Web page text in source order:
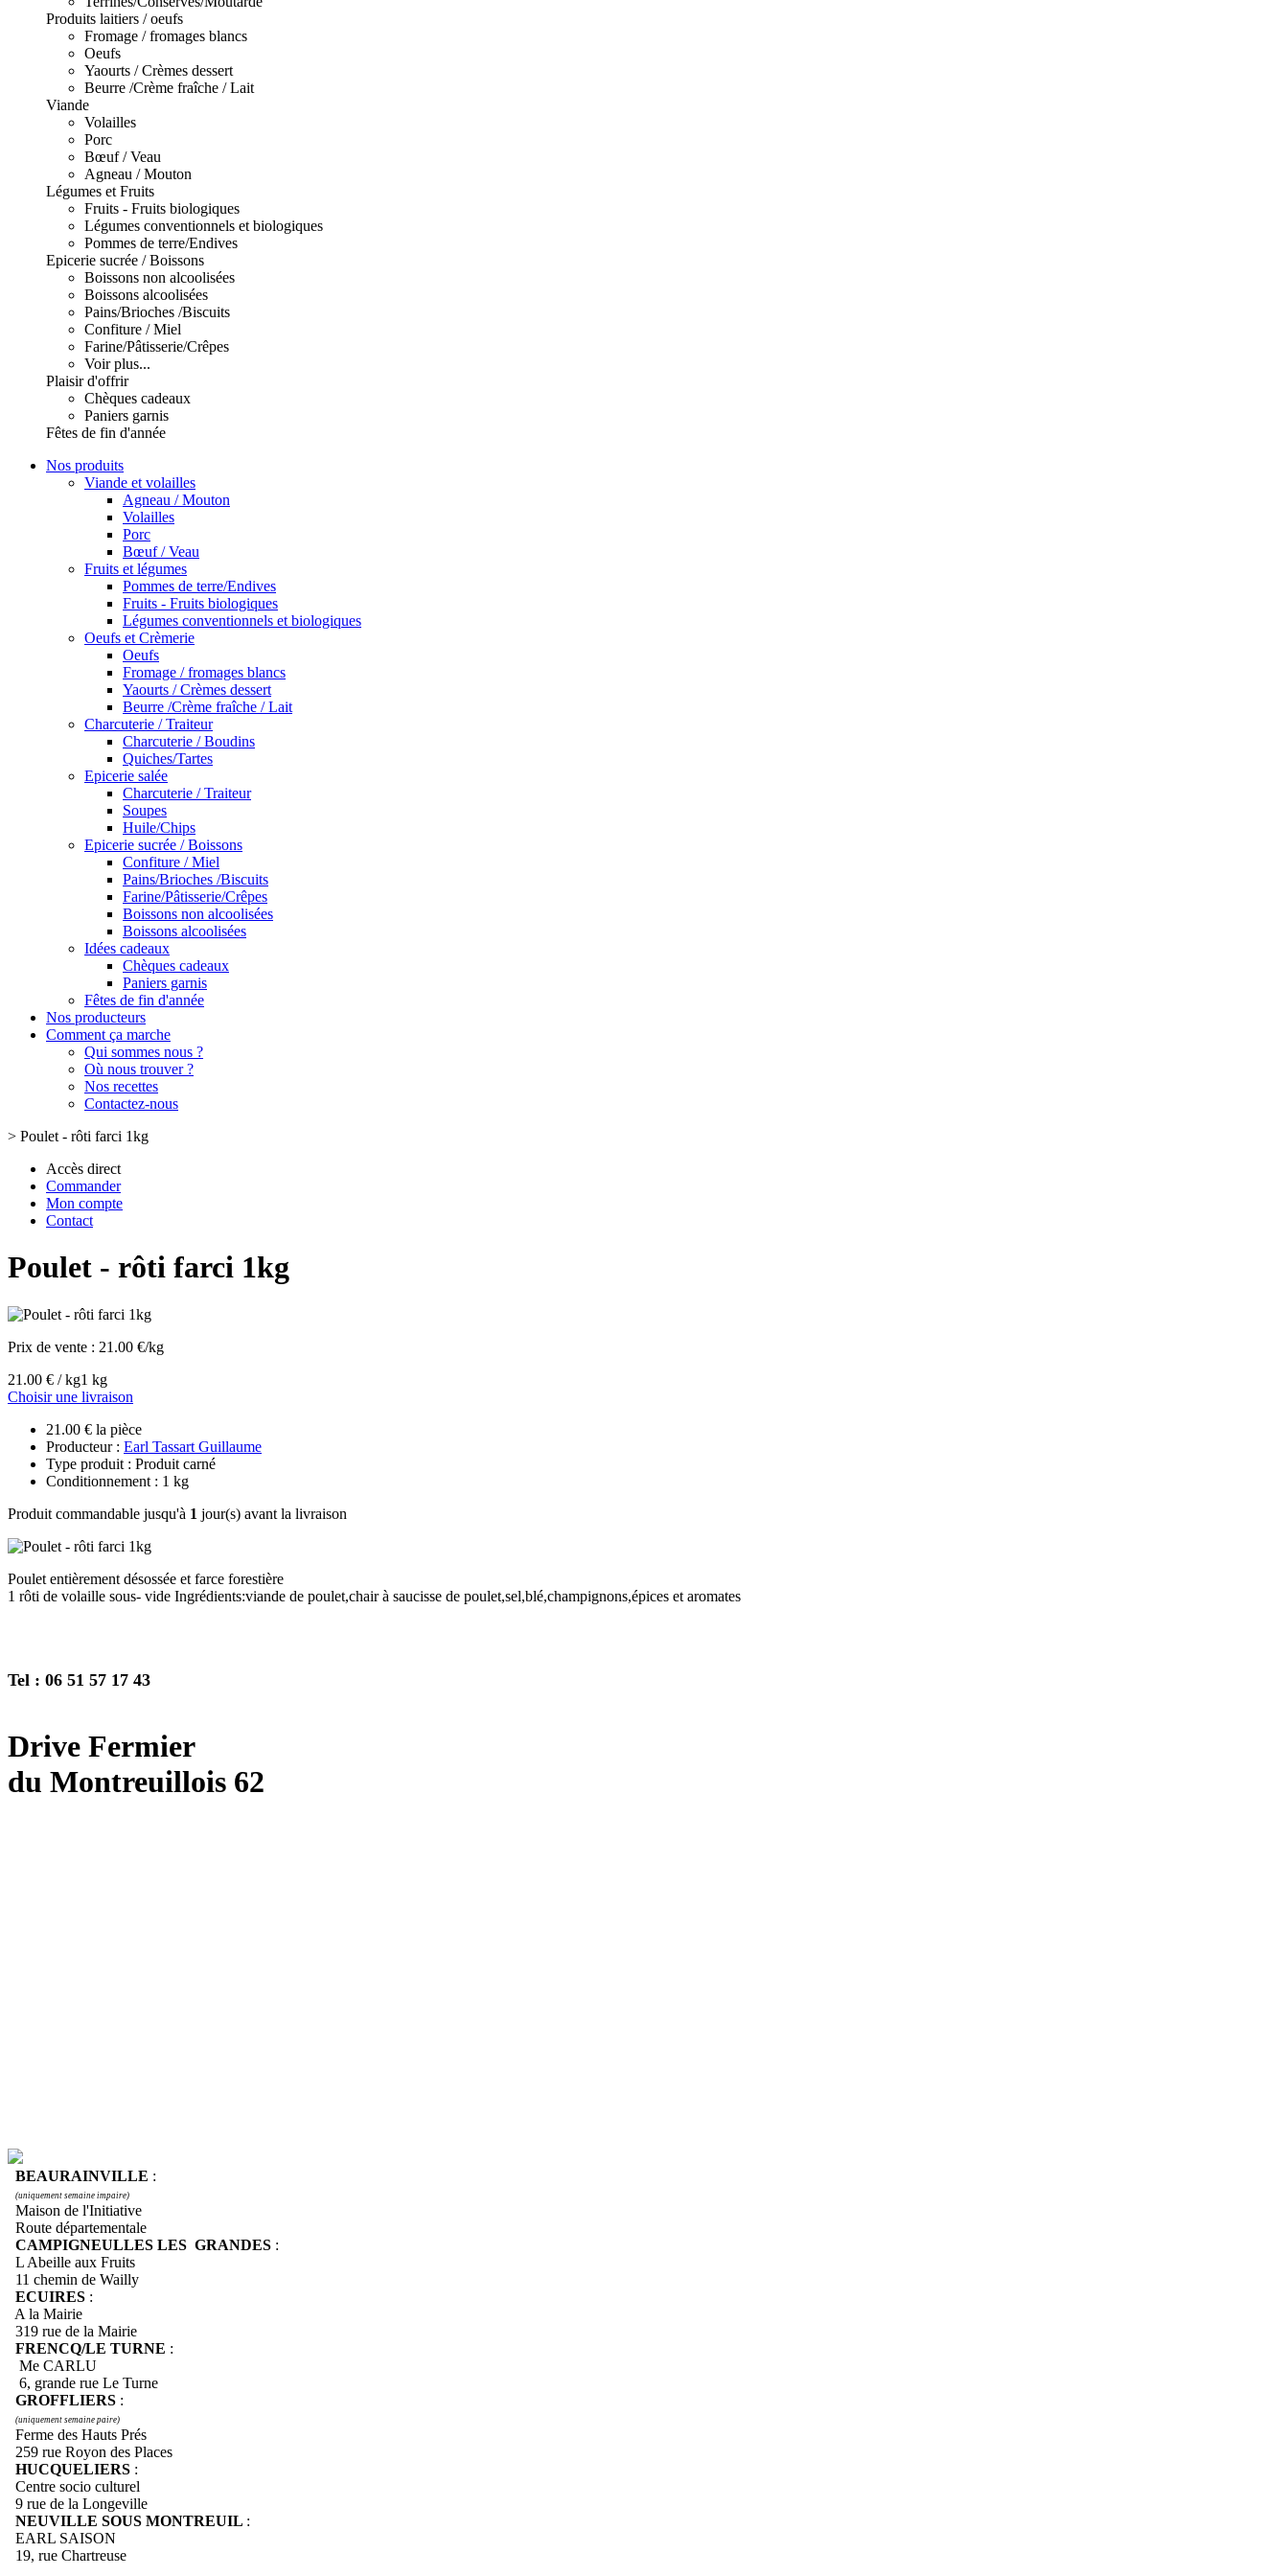
Produits laitiers / oeufs
Fromage / fromages blancs
Oeufs
Yaourts / Crèmes dessert
Beurre /Crème fraîche / Lait
Viande
Volailles
Porc
Bœuf / Veau
Agneau / Mouton
Légumes et Fruits
Fruits - Fruits biologiques
Légumes conventionnels et biologiques
Pommes de terre/Endives
Epicerie sucrée / Boissons
Boissons non alcoolisées
Boissons alcoolisées
Pains/Brioches /Biscuits
Confiture / Miel
Farine/Pâtisserie/Crêpes
Voir plus...
Plaisir d'offrir
Chèques cadeaux
Paniers garnis
Fêtes de fin d'année
Nos produits
Viande et volailles
Agneau / Mouton
Volailles
Porc
Bœuf / Veau
Fruits et légumes
Pommes de terre/Endives
Fruits - Fruits biologiques
Légumes conventionnels et biologiques
Oeufs et Crèmerie
Oeufs
Fromage / fromages blancs
Yaourts / Crèmes dessert
Beurre /Crème fraîche / Lait
Charcuterie / Traiteur
Charcuterie / Boudins
Quiches/Tartes
Epicerie salée
Charcuterie / Traiteur
Soupes
Huile/Chips
Epicerie sucrée / Boissons
Confiture / Miel
Pains/Brioches /Biscuits
Farine/Pâtisserie/Crêpes
Boissons non alcoolisées
Boissons alcoolisées
Idées cadeaux
Chèques cadeaux
Paniers garnis
Fêtes de fin d'année
Nos producteurs
Comment ça marche
Qui sommes nous ?
Où nous trouver ?
Nos recettes
Contactez-nous
> Poulet - rôti farci 1kg
Accès direct
Commander
Mon compte
Contact
Poulet - rôti farci 1kg
Prix de vente : 21.00 €/kg
21.00 € / kg1 kg
Choisir une livraison
21.00 € la pièce
Producteur : Earl Tassart Guillaume
Type produit : Produit carné
Conditionnement : 1 kg
Produit commandable jusqu'à 1 jour(s) avant la livraison
Poulet entièrement désossée et farce forestière
1 rôti de volaille sous- vide Ingrédients:viande de poulet,chair à saucisse de poulet,sel,blé,champignons,épices et aromates
Tel : 06 51 57 17 43
Drive Fermier
du Montreuillois 62
BEAURAINVILLE :
(uniquement semaine impaire)
Maison de l'Initiative
Route départementale
CAMPIGNEULLES LES GRANDES :
L Abeille aux Fruits
11 chemin de Wailly
ECUIRES :
A la Mairie
319 rue de la Mairie
FRENCQ/LE TURNE :
Me CARLU
6, grande rue Le Turne
GROFFLIERS :
(uniquement semaine paire)
Ferme des Hauts Prés
259 rue Royon des Places
HUCQUELIERS :
Centre socio culturel
9 rue de la Longeville
NEUVILLE SOUS MONTREUIL :
EARL SAISON
19, rue Chartreuse